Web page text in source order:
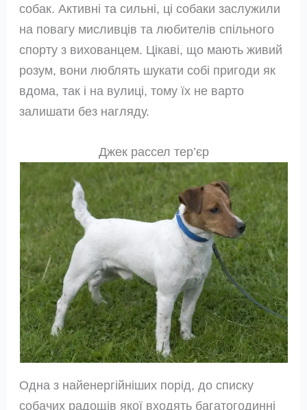
собак. Активні та сильні, ці собаки заслужили
на повагу мисливців та любителів спільного
спорту з вихованцем. Цікаві, що мають живий
розум, вони люблять шукати собі пригоди як
вдома, так і на вулиці, тому їх не варто
залишати без нагляду.
Джек рассел тер’єр
Одна з найенергійніших порід, до списку
собачих радощів якої входять багатогодинні